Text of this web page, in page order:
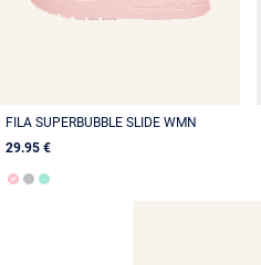
FILA SUPERBUBBLE SLIDE WMN
29.95 €